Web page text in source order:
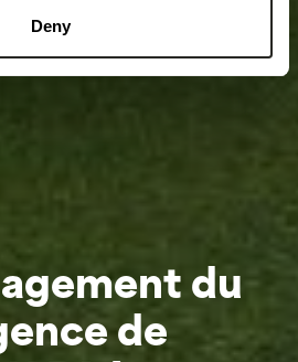
Deny
du
de